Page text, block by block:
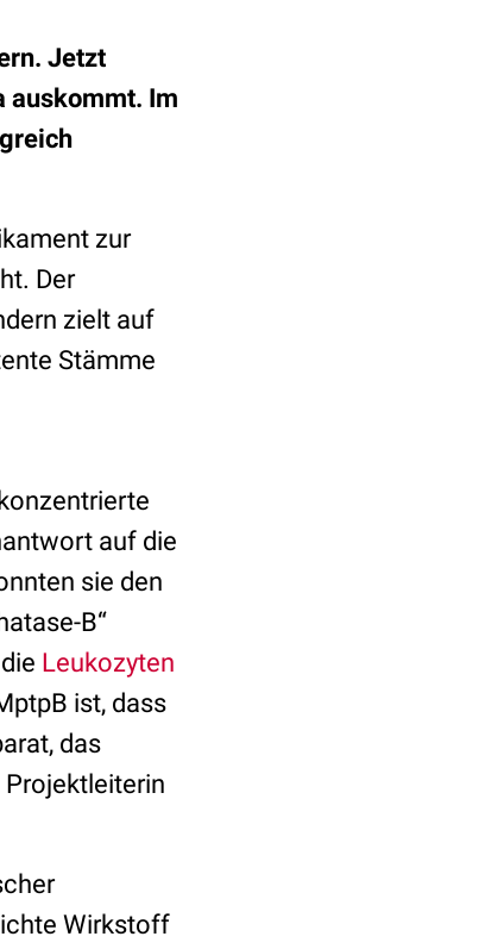
Jetzt
auskommt. Im
zur
Der
zielt auf
Stämme
auf die
sie den
B“
Leukozyten
ist, dass
das
Projektleiterin
Wirkstoff